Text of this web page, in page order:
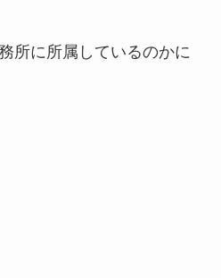
所に所属しているのかに